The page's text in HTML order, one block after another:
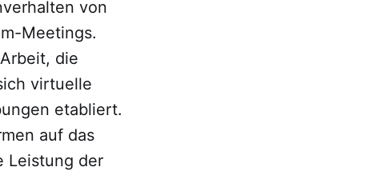
von
Meetings.
die
virtuelle
etabliert.
auf das
Leistung der